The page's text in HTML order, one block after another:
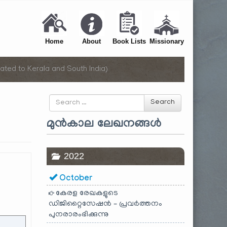
Home About Book Lists Missionary
to Kerala and South India)
Search
for
Search
മുൻകാല ലേഖനങ്ങൾ
2022
October
കേരള രേഖകളുടെ
ഡിജിറ്റൈസേഷൻ – പ്രവർത്തനം
പുനരാരംഭിക്കുന്നു